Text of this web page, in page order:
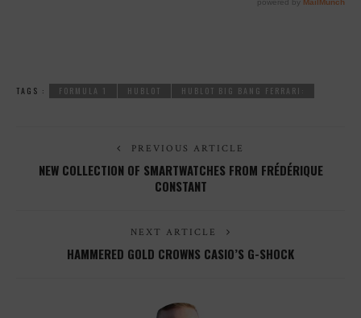
TAGS : FORMULA 1 HUBLOT HUBLOT BIG BANG FERRARI:
PREVIOUS ARTICLE
NEW COLLECTION OF SMARTWATCHES FROM FRÉDÉRIQUE
CONSTANT
NEXT ARTICLE
HAMMERED GOLD CROWNS CASIO’S G-SHOCK